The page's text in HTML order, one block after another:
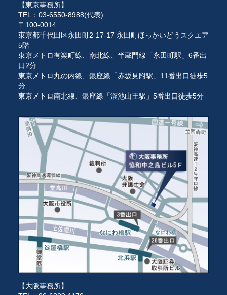
【東京事務所】
TEL：03-6550-8988(代表)
〒100-0014
東京都千代田区永田町2-17-17 永田町ほっかいどうスクエア
5階
東京メトロ有楽町線、南北線、半蔵門線「永田町駅」6番出
口2分
東京メトロ丸の内線、銀座線「赤坂見附駅」11番出口徒歩5
分
東京メトロ南北線、銀座線「溜池山王駅」5番出口徒歩5分
【大阪事務所】